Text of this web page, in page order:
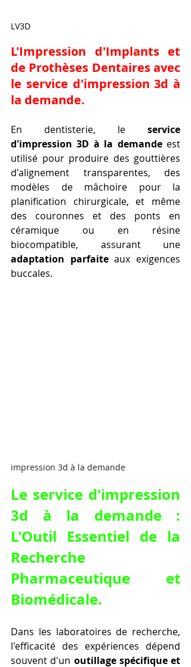
LV3D
L'Impression d'Implants et
de Prothèses Dentaires avec
le service d'impression 3d à
la demande.
En dentisterie, le service
d'impression 3D à la demande est
utilisé pour produire des gouttières
d'alignement transparentes, des
modèles de mâchoire pour la
planification chirurgicale, et même
des couronnes et des ponts en
céramique ou en résine
adaptation parfaite aux exigences
buccales.
impression 3d à la demande
Le service d'impression
3d à la demande :
L'Outil Essentiel de la
Recherche
Pharmaceutique et
Biomédicale.
Dans les laboratoires de recherche,
l'efficacité des expériences dépend
souvent d'un outillage spécifique et